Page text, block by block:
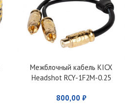
Межблочный кабель KICX
Headshot RCY-1F2M-0.25
800,00 ₽